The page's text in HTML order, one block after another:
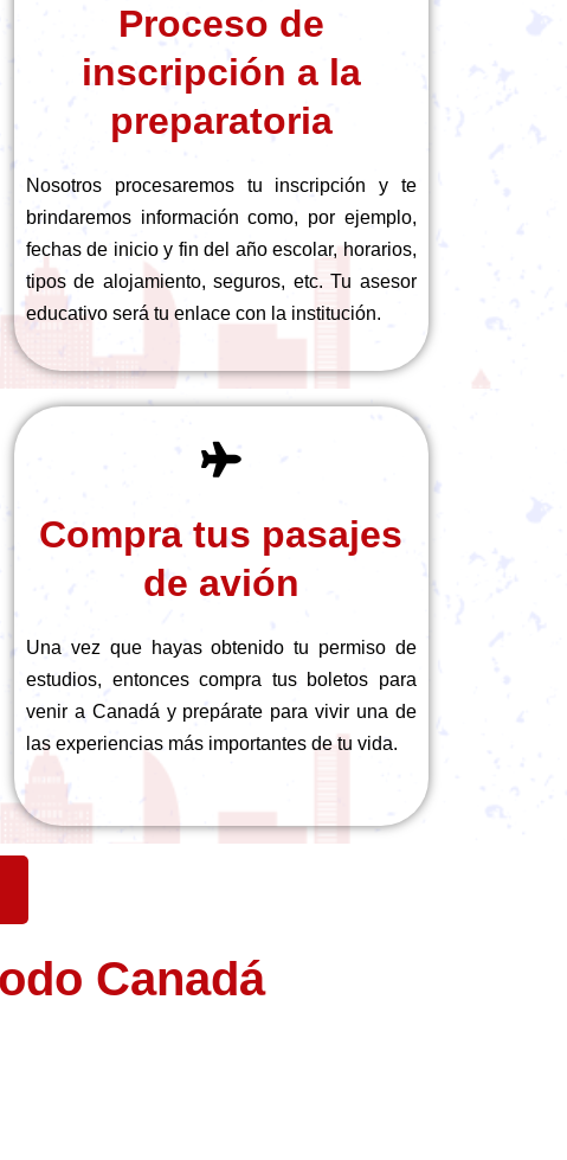
Proceso de
inscripción a la
preparatoria
Nosotros procesaremos tu inscripción y te
brindaremos información como, por ejemplo,
fechas de inicio y fin del año escolar, horarios,
tipos de alojamiento, seguros, etc. Tu asesor
educativo será tu enlace con la institución.
Compra tus pasajes
de avión
Una vez que hayas obtenido tu permiso de
estudios, entonces compra tus boletos para
venir a Canadá y prepárate para vivir una de
las experiencias más importantes de tu vida.
Canadá